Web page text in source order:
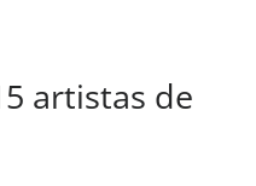
artistas de